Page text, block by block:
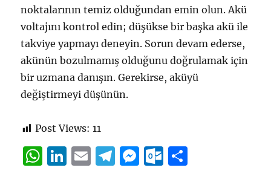
noktalarının temiz olduğundan emin olun. Akü
voltajını kontrol edin; düşükse bir başka akü ile
takviye yapmayı deneyin. Sorun devam ederse,
akünün bozulmamış olduğunu doğrulamak için
bir uzmana danışın. Gerekirse, aküyü
değiştirmeyi düşünün.
Post Views: 11
W Li E
T
M O